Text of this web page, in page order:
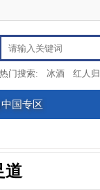
热门搜索: 冰酒 红人归
国专区
道